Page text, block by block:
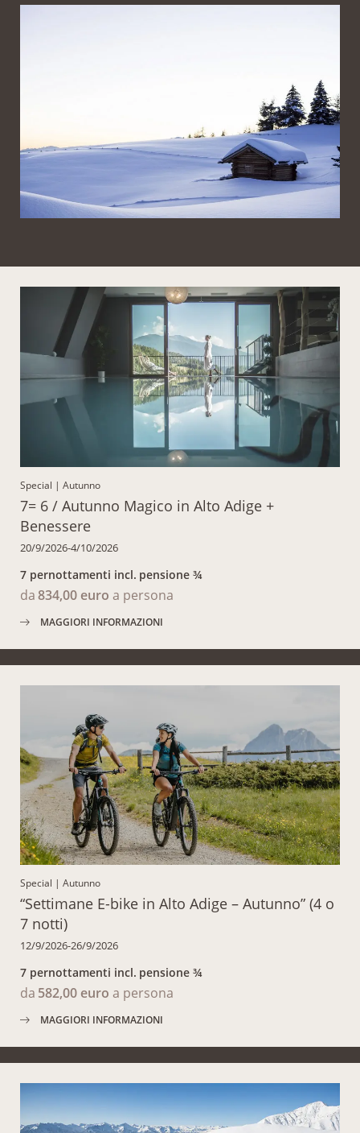
Special | Autunno
7= 6 / Autunno Magico in Alto Adige +
Benessere
20/9/2026-4/10/2026
7 pernottamenti incl. pensione ¾
da834,00 euro a persona
MAGGIORI INFORMAZIONI
Special | Autunno
“Settimane E-bike in Alto Adige – Autunno” (4 o
7 notti)
12/9/2026-26/9/2026
7 pernottamenti incl. pensione ¾
da 582,00 euro a persona
MAGGIORI INFORMAZIONI